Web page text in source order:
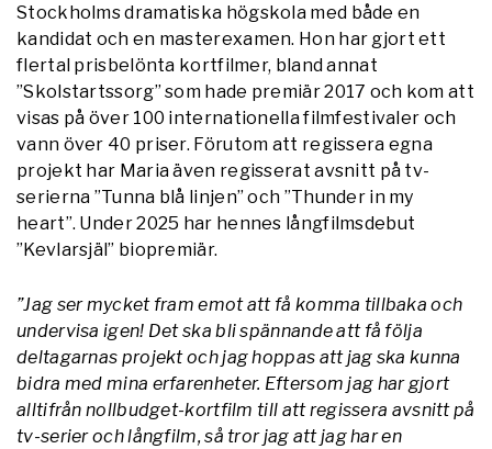
Stockholms dramatiska högskola med både en
kandidat och en masterexamen. Hon har gjort ett
flertal prisbelönta kortfilmer, bland annat
”Skolstartssorg” som hade premiär 2017 och kom att
visas på över 100 internationella filmfestivaler och
vann över 40 priser. Förutom att regissera egna
projekt har Maria även regisserat avsnitt på tv-
serierna ”Tunna blå linjen” och ”Thunder in my
heart”. Under 2025 har hennes långfilmsdebut
”Kevlarsjäl” biopremiär.
”Jag ser mycket fram emot att få komma tillbaka och
undervisa igen! Det ska bli spännande att få följa
deltagarnas projekt och jag hoppas att jag ska kunna
bidra med mina erfarenheter. Eftersom jag har gjort
alltifrån nollbudget-kortfilm till att regissera avsnitt på
tv-serier och långfilm, så tror jag att jag har en